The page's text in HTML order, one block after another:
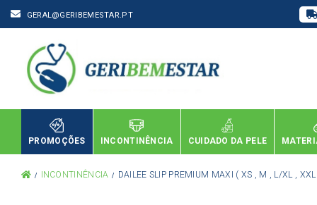
GERAL@GERIBEMESTAR.PT
PROMOÇÕES INCONTINÊNCIA CUIDADO DA PELE
INCONTINÊNCIA DAILEE SLIP PREMIUM MAXI ( XS , M , L/XL ,